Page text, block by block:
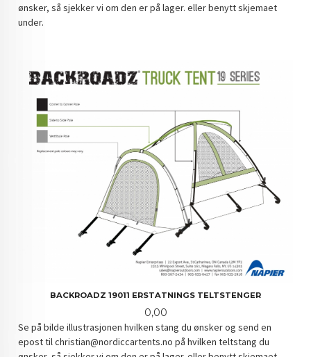
ønsker, så sjekker vi om den er på lager. eller benytt skjemaet
under.
BACKROADZ 19011 ERSTATNINGS TELTSTENGER
Pris
0,00
Se på bilde illustrasjonen hvilken stang du ønsker og send en
epost til christian@nordiccartents.no på hvilken teltstang du